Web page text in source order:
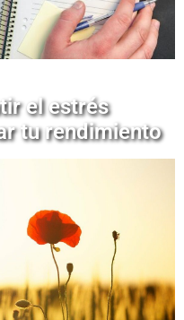
el estrés
tu rendimiento